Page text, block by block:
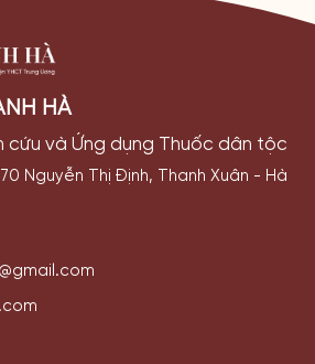
HÀ
cứu và Ứng dụng Thuốc dân tộc
Nguyễn Thị Định, Thanh Xuân - Hà